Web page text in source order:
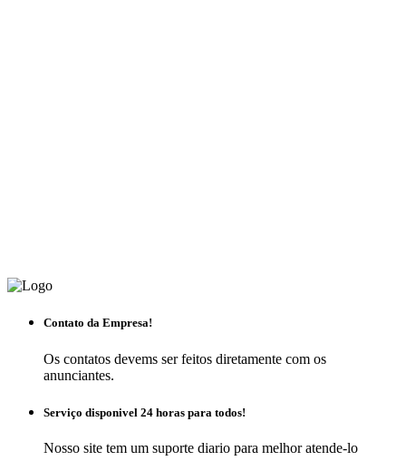
Contato da Empresa!
Os contatos devems ser feitos diretamente com os
anunciantes.
Serviço disponivel 24 horas para todos!
Nosso site tem um suporte diario para melhor atende-lo